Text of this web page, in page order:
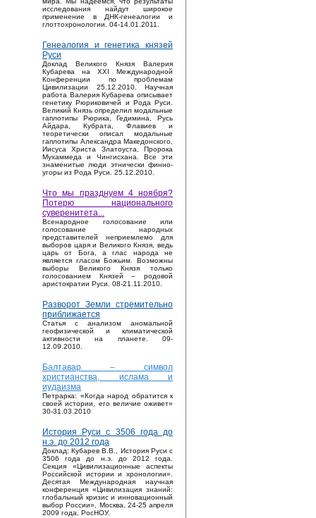
исследования найдут широкое
применение в ДНК-генеалогии и
глоттохронологии. 04-14.01.2011.
Генеалогия и генетика князей
Руси
Доклад Великого Князя Валерия
Кубарева на XXI Международной
Конференции по проблемам
Цивилизации 25.12.2010. Научная
работа Валерия Кубарева описывает
генетику Рюриковичей и Рода Руси.
Великий Князь определил модальные
гаплотипы Рюрика, Гедимина, Русь
Айдара, Кубрата, Флавиев и
теоретически описал модальные
гаплотипы Александра Македонского,
Иисуса Христа Златоуста, Пророка
Мухаммеда и Чингисхана. Все эти
знаменитые люди этнически финно-
угоры из Рода Руси. 25.12.2010.
Что мы празднуем 4 ноября?
Потерю национального
суверенитета...
Bсенародное голосование или
голосование народных
представителей неприемлемо для
выборов царя и Великого Князя, ведь
царь от Бога, а глас народа не
является гласом Божьим. Возможны
выборы Великого Князя только
голосованием Князей – родовой
аристократии Руси. 08-21.11.2010.
Разворот Земли стремительно
приближается
Статья с анализом аномальной
геофизической и климатической
активности на планете. 09-
12.09.2010.
Балтавар – символ
христианства, ислама и
иудаизма
Петрарка: «Когда народ обратится к
своей истории, его величие оживет»
30-31.03.2010
История Руси с 3506 года до
н.э. до 2012 года
Доклад: Кубарев В.В., История Руси с
3506 года до н.э. до 2012 года.
Секция «Цивилизационные аспекты
Российской истории и хронологии».
Десятая Международная научная
конференция «Цивилизация знаний:
глобальный кризис и инновационный
выбор России», Москва, 24-25 апреля
2009 года, РосНОУ.